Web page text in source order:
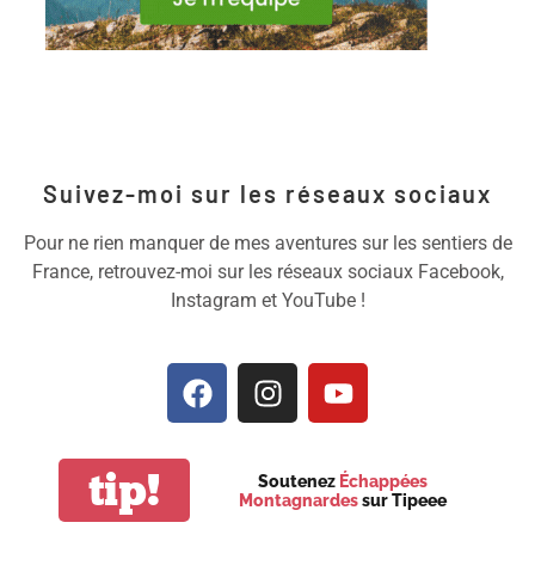
Suivez-moi sur les réseaux sociaux
Pour ne rien manquer de mes aventures sur les sentiers de
France, retrouvez-moi sur les réseaux sociaux Facebook,
Instagram et YouTube !
tip! Soutenez Échappées
Montagnardessur Tipeee